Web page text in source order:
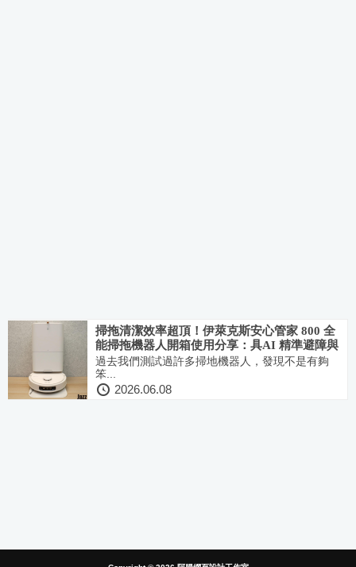
掃拖清潔效率超頂！伊萊克斯安心管家 800 全
能掃拖機器人開箱使用分享：具AI 精準避障與
仿生機械臂和強大資安防護設計
過去我們測試過許多掃地機器人，發現不是有夠
笨...
2026.06.08